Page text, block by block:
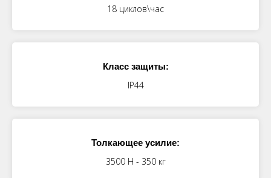
18 циклов\час
Класс защиты:
IP44
Толкающее усилие:
3500 Н - 350 кг